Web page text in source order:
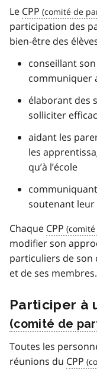
Le CPP
participation des
bien-être des
conseillant
communiquer
élaborant des
solliciter
aidant les
les
qu’à l’école
communiquant
soutenant leur
Chaque CPP
modifier son
particuliers de son
et de ses membres.
Participer à
Toutes les
réunions du CPP